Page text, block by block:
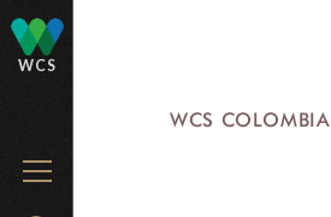
WCS
MENU
WCS COLOMBIA